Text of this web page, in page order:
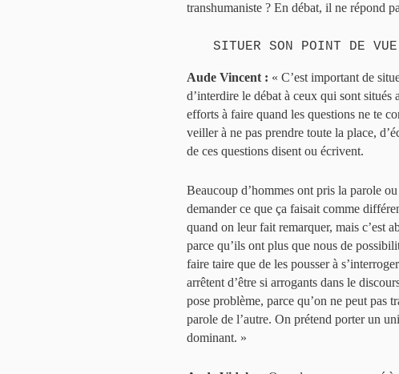
transhumaniste ? En débat, il ne répond
SITUER SON POINT DE VUE
Aude Vincent : « C’est important de
d’interdire le débat à ceux qui sont
efforts à faire quand les questions ne te
veiller à ne pas prendre toute la place,
de ces questions disent ou écrivent.
Beaucoup d’hommes ont pris la parole
demander ce que ça faisait comme
quand on leur fait remarquer, mais c’est
parce qu’ils ont plus que nous de
faire taire que de les pousser à
arrêtent d’être si arrogants dans le
pose problème, parce qu’on ne peut pas
parole de l’autre. On prétend porter un
dominant. »